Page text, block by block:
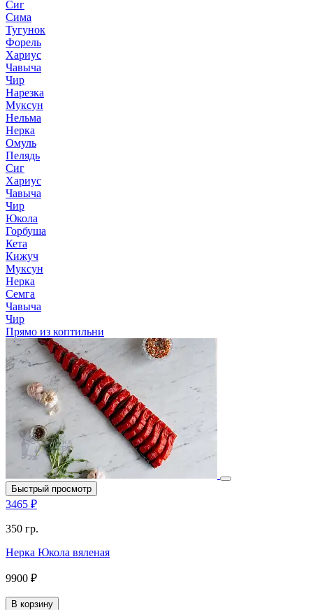
Сиг
Сима
Тугунок
Форель
Хариус
Чавыча
Чир
Нарезка
Муксун
Нельма
Нерка
Омуль
Пелядь
Сиг
Хариус
Чавыча
Чир
Юкола
Горбуша
Кета
Кижуч
Муксун
Нерка
Семга
Чавыча
Чир
Прямо из коптильни
Быстрый просмотр
3465 ₽
350 гр.
Нерка Юкола вяленая
9900 ₽
В корзину